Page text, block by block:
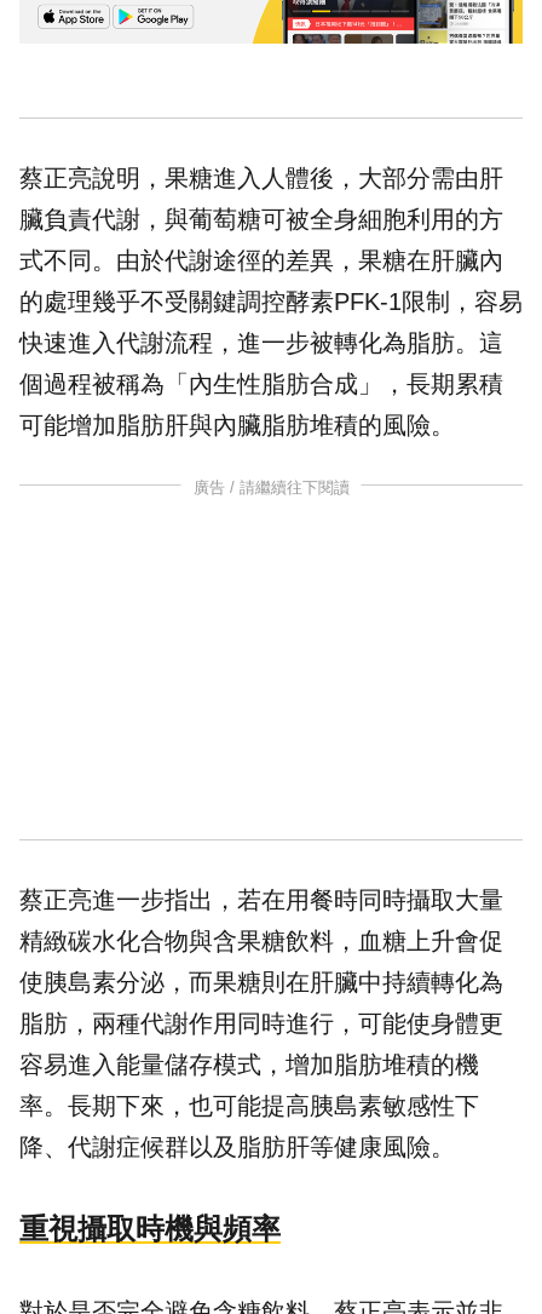
蔡正亮說明，果糖進入人體後，大部分需由肝
臟負責代謝，與葡萄糖可被全身細胞利用的方
式不同。由於代謝途徑的差異，果糖在肝臟內
的處理幾乎不受關鍵調控酵素PFK-1限制，容易
快速進入代謝流程，進一步被轉化為脂肪。這
個過程被稱為「內生性脂肪合成」，長期累積
可能增加脂肪肝與內臟脂肪堆積的風險。
廣告 / 請繼續往下閱讀
蔡正亮進一步指出，若在用餐時同時攝取大量
精緻碳水化合物與含果糖飲料， 血糖 上升會促
使胰島素分泌，而果糖則在肝臟中持續轉化為
脂肪，兩種代謝作用同時進行，可能使身體更
容易進入能量儲存模式，增加脂肪堆積的機
率。長期下來，也可能提高胰島素敏感性下
降、代謝症候群以及脂肪肝等健康風險。
重視攝取時機與頻率